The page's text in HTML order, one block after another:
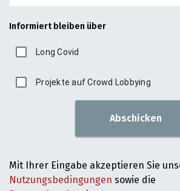
Informiert bleiben über
Long Covid
Projekte auf Crowd Lobbying
Abschicken
Mit Ihrer Eingabe akzeptieren Sie
Nutzungsbedingungen sowie die